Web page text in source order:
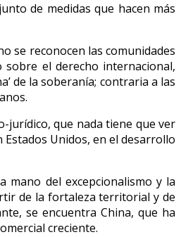
de medidas que hacen más
se reconocen las comunidades
sobre el derecho internacional,
de la soberanía; contraria a las
jurídico, que nada tiene que ver
Unidos, en el desarrollo
mano del excepcionalismo y la
de la fortaleza territorial y de
se encuentra China, que ha
creciente.